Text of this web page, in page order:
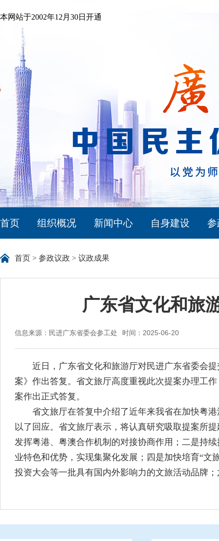
本网站于2002年12月30日开通
首页 组织概况 新闻中心 自身建设 参
首页 > 参政议政 > 议政成果
广东省文化和旅
信息来源：民进广东省委会参工处 时间：2025-06-20
近日，广东省文化和旅游厅对民进广东省委会提
案》作出答复。省文旅厅高度重视此次提案办理工
案作出正式答复。
省文旅厅在答复中介绍了近年来我省在加快粤港
以了回应。省文旅厅表示，将认真研究吸取提案所
发挥粤港、粤澳合作机制的对接协商作用；二是持
业特色和优势，实现集聚化发展；四是加快培育“
投资大会等一批具有国内外影响力的文旅活动品牌